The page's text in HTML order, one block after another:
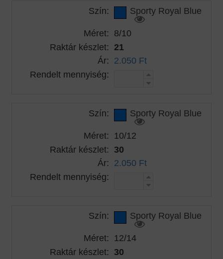
Szín:
Sporty Royal Blue
Méret: 8/10
Raktár készlet: 21
Ár: 2.050 Ft
Rendelt mennyiség:
Szín:
Sporty Royal Blue
Méret: 10/12
Raktár készlet: 30
Ár: 2.050 Ft
Rendelt mennyiség:
Szín:
Sporty Royal Blue
Méret: 12/14
Raktár készlet: 30